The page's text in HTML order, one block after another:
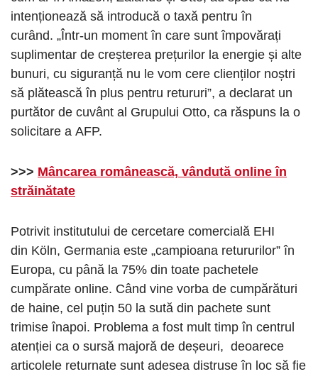
intenționează să introducă o taxă pentru în
curând. „Într-un moment în care sunt împovărați
suplimentar de creșterea prețurilor la energie și alte
bunuri, cu siguranță nu le vom cere clienților noștri
să plătească în plus pentru retururi”, a declarat un
purtător de cuvânt al Grupului Otto, ca răspuns la o
solicitare a AFP.
>>> Mâncarea românească, vândută online în
străinătate
Potrivit institutului de cercetare comercială EHI
din Köln, Germania este „campioana retururilor” în
Europa, cu până la 75% din toate pachetele
cumpărate online. Când vine vorba de cumpărături
de haine, cel puțin 50 la sută din pachete sunt
trimise înapoi. Problema a fost mult timp în centrul
atenției ca o sursă majoră de deșeuri, deoarece
articolele returnate sunt adesea distruse în loc să fie